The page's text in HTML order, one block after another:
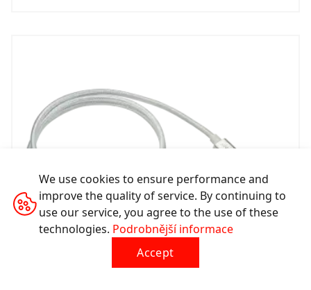
We use cookies to ensure performance and
improve the quality of service. By continuing to
use our service, you agree to the use of these
technologies. Podrobnější informace
Accept